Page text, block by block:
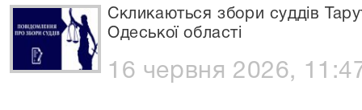
Скликаються збори суддів
Одеської області
16 червня 2026,